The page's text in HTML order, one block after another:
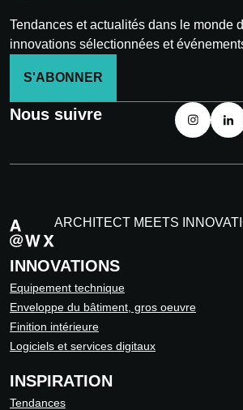
Tendances et actualités dans le monde
innovations sélectionnées et
S'ABONNER
Nous suivre
ARCHITECT MEETS
INNOVATIONS
Equipement technique
Enveloppe du bâtiment, gros oeuvre
Finition intérieure
Logiciels et services digitaux
INSPIRATION
Tendances